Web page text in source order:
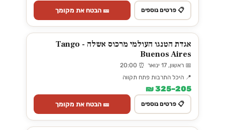
📋 פרטים נוספים 🎫 הבטח את מקומך
אגדת הטנגו העולמי מרכוס אשלה - Tango
Buenos Aires
📅 ראשון, 17 ינואר ⏰ 20:00
📍 היכל התרבות פתח תקווה
205–325 ₪
📋 פרטים נוספים 🎫 הבטח את מקומך